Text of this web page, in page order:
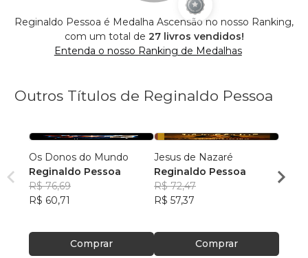
Reginaldo Pessoa é Medalha Ascensão no nosso Ranking,
com um total de 27 livros vendidos!
Entenda o nosso Ranking de Medalhas
Outros Títulos de Reginaldo Pessoa
Os Donos do Mundo
Reginaldo Pessoa
R$ 76,69
R$ 60,71
Comprar
Jesus de Nazaré
Reginaldo Pessoa
R$ 72,47
R$ 57,37
Comprar
R$